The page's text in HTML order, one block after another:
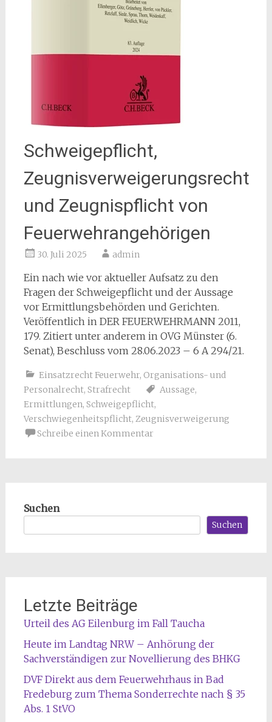
Schweigepflicht,
Zeugnisverweigerungsrecht
und Zeugnispflicht von
Feuerwehrangehörigen
30. Juli 2025 admin
Ein nach wie vor aktueller Aufsatz zu den
Fragen der Schweigepflicht und der Aussage
vor Ermittlungsbehörden und Gerichten.
Veröffentlich in DER FEUERWEHRMANN 2011,
179. Zitiert unter anderem in OVG Münster(6.
Senat), Beschluss vom 28.06.2023 – 6 A 294/21.
Einsatzrecht Feuerwehr, Organisations- und
Personalrecht, Strafrecht Aussage,
Ermittlungen, Schweigepflicht,
Verschwiegenheitspflicht, Zeugnisverweigerung
Schreibe einen Kommentar
Suchen
Suchen
Letzte Beiträge
Urteil des AG Eilenburg im Fall Taucha
Heute im Landtag NRW – Anhörung der
Sachverständigen zur Novellierung des BHKG
DVF Direkt aus dem Feuerwehrhaus in Bad
Fredeburg zum Thema Sonderrechte nach § 35
Abs. 1 StVO